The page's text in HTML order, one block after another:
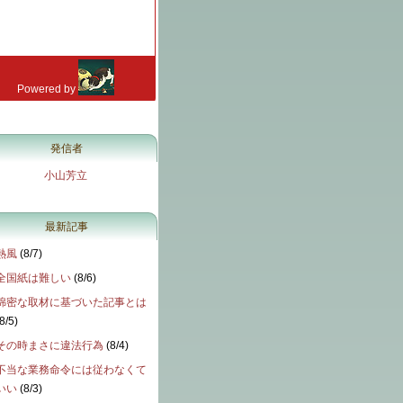
発信者
小山芳立
最新記事
風 (8/7)
国紙は難しい (8/6)
密な取材に基づいた記事とは
8/5)
の時まさに違法行為 (8/4)
当な業務命令には従わなくて
い (8/3)